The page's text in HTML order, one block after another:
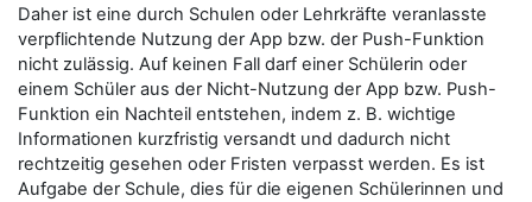
Daher ist eine durch Schulen oder Lehrkräfte veranlasste
verpflichtende Nutzung der App bzw. der Push-Funktion
nicht zulässig. Auf keinen Fall darf einer Schülerin oder
einem Schüler aus der Nicht-Nutzung der App bzw. Push-
Funktion ein Nachteil entstehen, indem z. B. wichtige
Informationen kurzfristig versandt und dadurch nicht
rechtzeitig gesehen oder Fristen verpasst werden. Es ist
Aufgabe der Schule, dies für die eigenen Schülerinnen und